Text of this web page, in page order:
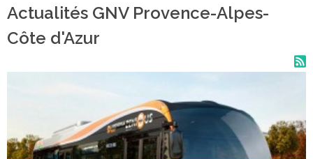
Actualités GNV Provence-Alpes-
Côte d'Azur